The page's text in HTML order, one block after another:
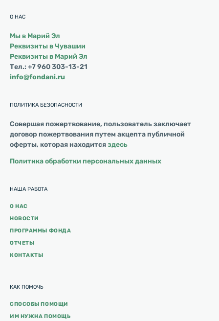
О НАС
Мы в Марий Эл
Реквизиты в Чувашии
Реквизиты в Марий Эл
Тел.: +7 960 303-13-21
info@fondani.ru
НАША РАБОТА
О НАС
НОВОСТИ
ПРОГРАММЫ ФОНДА
ОТЧЕТЫ
КОНТАКТЫ
КАК ПОМОЧЬ
СПОСОБЫ ПОМОЩИ
ИМ НУЖНА ПОМОЩЬ
ПОЛИТИКА БЕЗОПАСНОСТИ
Совершая пожертвование, пользователь заключает
договор пожертвования путем акцепта публичной
оферты, которая находитсяздесь
Политика обработки персональных данных